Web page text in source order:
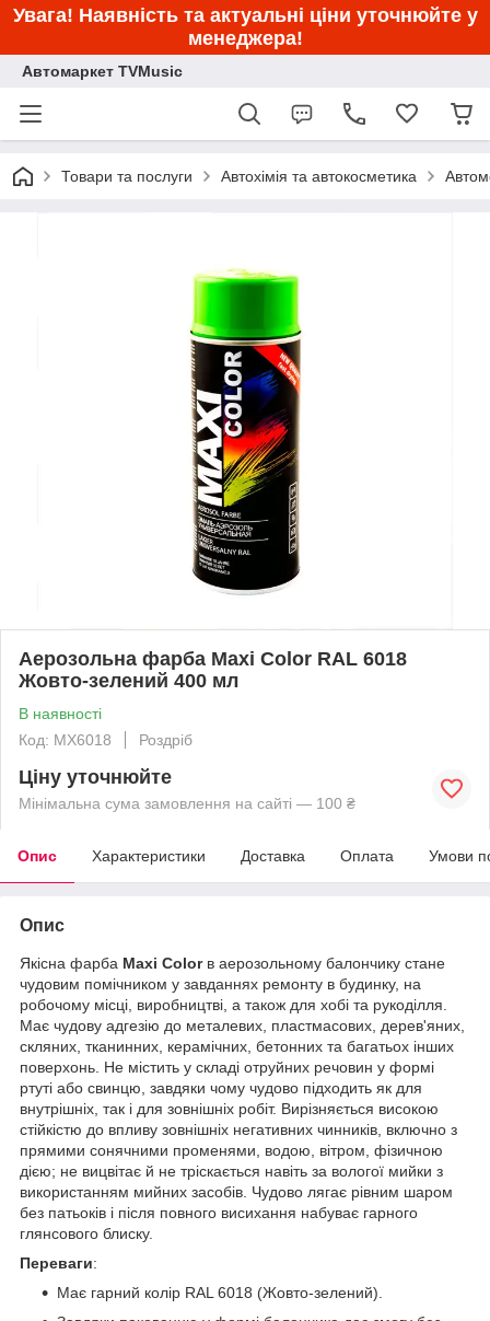
Увага! Наявність та актуальні ціни уточнюйте у
менеджера!
Автомаркет TVMusic
Товари та послуги Автохімія та автокосметика
Аерозольна фарба Maxi Color RAL 6018
Жовто-зелений 400 мл
В наявності
Код: MX6018
Роздріб
Ціну уточнюйте
Мінімальна сума замовлення на сайті — 100 ₴
Опис Характеристики Доставка Оплата Умови
Опис
Якісна фарба Maxi Colorв аерозольному балончику стане
чудовим помічником у завданнях ремонту в будинку, на
робочому місці, виробництві, а також для хобі та рукоділля.
Має чудову адгезію до металевих, пластмасових, дерев'яних,
скляних, тканинних, керамічних, бетонних та багатьох інших
поверхонь. Не містить у складі отруйних речовин у формі
ртуті або свинцю, завдяки чому чудово підходить як для
внутрішніх, так і для зовнішніх робіт. Вирізняється високою
стійкістю до впливу зовнішніх негативних чинників, включно з
прямими сонячними променями, водою, вітром, фізичною
дією; не вицвітає й не тріскається навіть за вологої мийки з
використанням мийних засобів. Чудово лягає рівним шаром
без патьоків і після повного висихання набуває гарного
глянсового блиску.
Переваги:
Має гарний колір RAL 6018 (Жовто-зелений).